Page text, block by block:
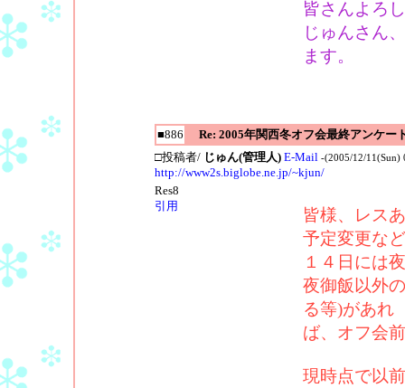
皆さんよろ
じゅんさん
ます。
■886
Re: 2005年関西冬オフ会最終アンケー
□投稿者/ じゅん(管理人) E-Mail -(2005/12/11(Sun)
http://www2s.biglobe.ne.jp/~kjun/
Res8
引用
皆様、レス
予定変更な
１４日には
夜御飯以外
る等)があれ
ば、オフ会
現時点で以